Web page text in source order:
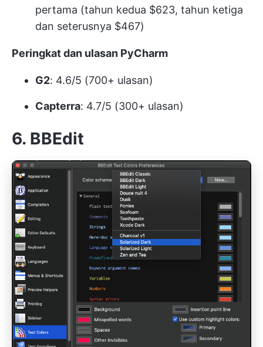
pertama (tahun kedua $623, tahun ketiga
dan seterusnya $467)
Peringkat dan ulasan PyCharm
G2: 4.6/5 (700+ ulasan)
Capterra: 4.7/5 (300+ ulasan)
6. BBEdit